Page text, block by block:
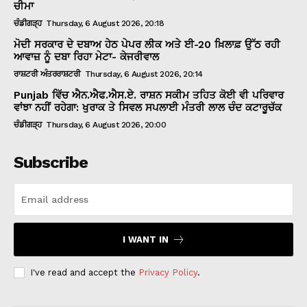
ਚੀਮਾ
ਚੰਡੀਗੜ੍ਹ Thursday, 6 August 2026, 20:18
ਮੋਦੀ ਸਰਕਾਰ ਦੇ ਦਬਾਅ ਹੇਠ ਪੇਪਰ ਲੀਕ ਅਤੇ ਈ-20 ਖ਼ਿਲਾਫ਼ ਉੱਠ ਰਹੀ
ਆਵਾਜ਼ ਨੂੰ ਦਬਾ ਰਿਹਾ ਮੇਟਾ- ਕੇਜਰੀਵਾਲ
ਰਾਸ਼ਟਰੀ ਅੰਤਰਰਾਸ਼ਟਰੀ Thursday, 6 August 2026, 20:14
Punjab ਵਿੱਚ ਐਨ.ਐਫ.ਐਸ.ਏ. ਰਾਸ਼ਨ ਸਕੀਮ ਤਹਿਤ ਕੋਈ ਵੀ ਪਰਿਵਾਰ
ਵਾਂਝਾ ਨਹੀਂ ਰਹੇਗਾ: ਖੁਰਾਕ ਤੇ ਸਿਵਲ ਸਪਲਾਈ ਮੰਤਰੀ ਲਾਲ ਚੰਦ ਕਟਾਰੂਚੱਕ
ਚੰਡੀਗੜ੍ਹ Thursday, 6 August 2026, 20:00
Subscribe
I WANT IN
I've read and accept the Privacy Policy.